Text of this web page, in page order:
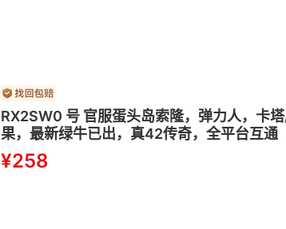
RX2SW0 号 官服蛋头岛索隆，弹力人，卡
果，最新绿牛已出，真42传奇，全平台互通
¥258